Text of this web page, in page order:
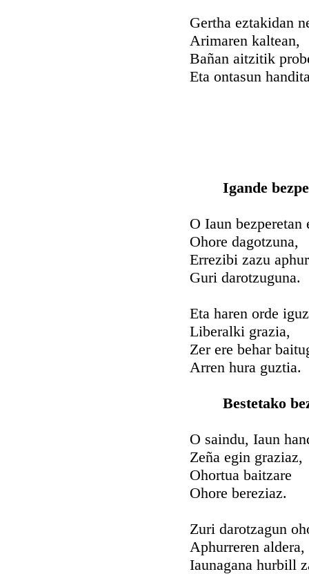
Gertha eztakidan
Arimaren kaltean,
Bañan aitzitik
Eta ontasun
Igande
O Iaun bezperetan
Ohore dagotzuna,
Errezibi zazu aphur
Guri darotzuguna.
Eta haren orde
Liberalki grazia,
Zer ere behar
Arren hura guztia.
Bestetako
O saindu, Iaun
Zeña egin graziaz,
Ohortua baitzare
Ohore bereziaz.
Zuri darotzagun
Aphurreren aldera,
Iaunagana hurbill